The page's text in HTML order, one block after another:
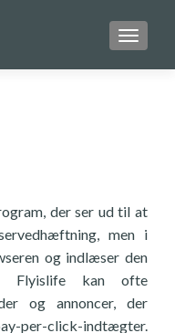
der ser ud til at
men i
og indlæser den
Flyislife kan ofte
og annoncer, der
per-click-indtægter.